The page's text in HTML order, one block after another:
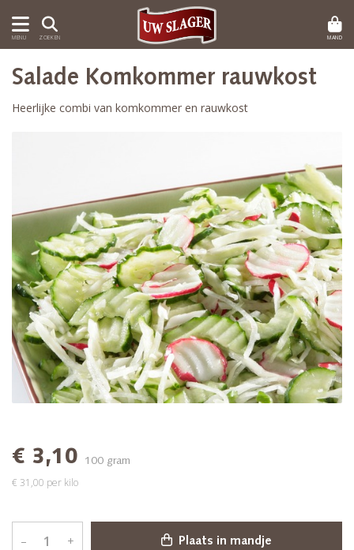
MENU ZOEKEN MAND
Salade Komkommer rauwkost
Heerlijke combi van komkommer en rauwkost
€ 3,10 100 gram
€ 31,00 per kilo
– + Plaats in mandje